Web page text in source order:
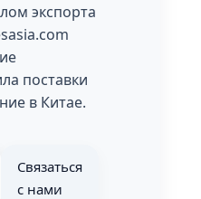
экспорта
поставки
в Китае.
Связаться
с нами